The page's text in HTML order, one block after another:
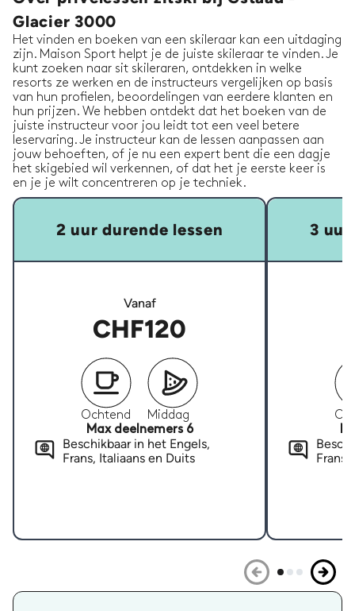
Glacier 3000
Het vinden en boeken van een skileraar kan een uitdaging
zijn. Maison Sport helpt je de juiste skileraar te vinden. Je
kunt zoeken naar sit skileraren, ontdekken in welke
resorts ze werken en de instructeurs vergelijken op basis
van hun profielen, beoordelingen van eerdere klanten en
hun prijzen. We hebben ontdekt dat het boeken van de
juiste instructeur voor jou leidt tot een veel betere
leservaring. Je instructeur kan de lessen aanpassen aan
jouw behoeften, of je nu een expert bent die een dagje
het skigebied wil verkennen, of dat het je eerste keer is
en je je wilt concentreren op je techniek.
2 uur durende lessen
Vanaf
CHF120
Ochtend
Middag
Max deelnemers 6
Beschikbaar in het Engels,
Frans, Italiaans en Duits
3 uur
Frans,